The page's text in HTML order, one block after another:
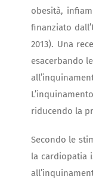
obesità,
finanziato
2013). Una
esacerbando
riducendo la
Secondo le
la cardiopatia